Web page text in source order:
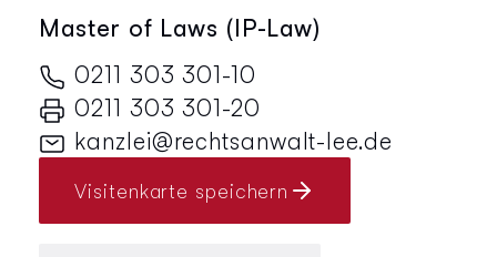
Master of Laws (IP-Law)
0211 303 301-10
0211 303 301-20
kanzlei@rechtsanwalt-lee.de
Visitenkarte speichern